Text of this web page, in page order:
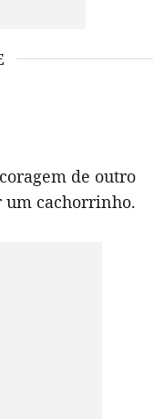
de outro
cachorrinho.